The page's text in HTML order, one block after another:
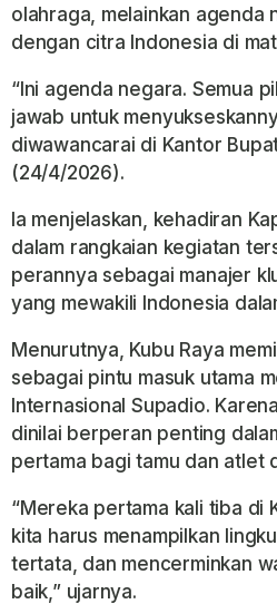
olahraga, melainkan agenda
dengan citra Indonesia di
“Ini agenda negara. Semua
jawab untuk
diwawancarai di Kantor
(24/4/2026).
Ia menjelaskan, kehadiran
dalam rangkaian kegiatan
perannya sebagai manajer
yang mewakili Indonesia
Menurutnya, Kubu Raya
sebagai pintu masuk utama
Internasional Supadio.
dinilai berperan penting
pertama bagi tamu dan atlet
“Mereka pertama kali tiba di
kita harus menampilkan
tertata, dan mencerminkan
baik,” ujarnya.